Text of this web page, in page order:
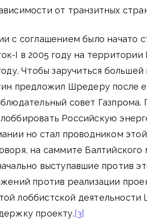
от транзитных
с соглашением было начато
I в 2005 году на территории
Чтобы заручиться
предложил Шредеру после
совет
Российскую
но стал проводником
на саммите
выступавшие против
против реализации
лоббистской
проекту.[3]